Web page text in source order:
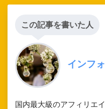
この記事を書いた人
インフ
国内最大級のアフィリエ